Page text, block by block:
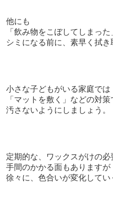
他にも
「飲み物をこぼしてしまっ
シミになる前に、素早く拭き
小さな子どもがいる家庭では
「マットを敷く」などの対策
汚さないようにしましょう。
定期的な、ワックスがけの必
手間のかかる面もありますが
徐々に、色合いが変化してい